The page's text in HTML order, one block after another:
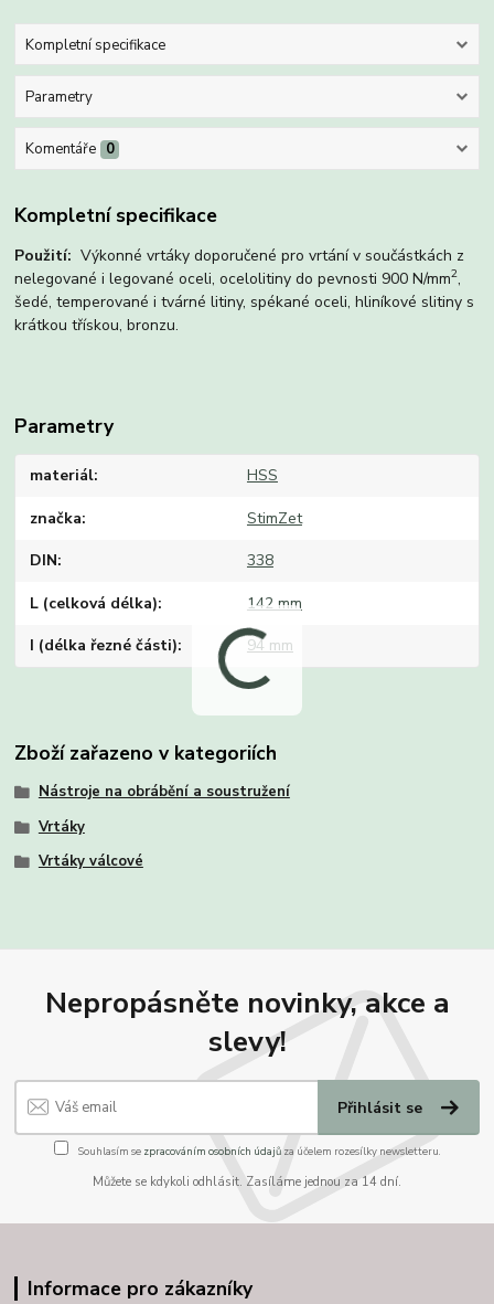
Kompletní specifikace
Parametry
Komentáře 0
Kompletní specifikace
Použití: Výkonné vrtáky doporučené pro vrtání v součástkách z
nelegované i legované oceli, ocelolitiny do pevnosti 900 N/mm2,
šedé, temperované i tvárné litiny, spékané oceli, hliníkové slitiny s
krátkou třískou, bronzu.
Parametry
materiál HSS
značka StimZet
DIN 338
L (celková délka) 142 mm
I (délka řezné části) 94 mm
Zboží zařazeno v kategoriích
Nástroje na obrábění a soustružení
Vrtáky
Vrtáky válcové
Nepropásněte novinky, akce a
slevy!
Přihlásit se
Souhlasím se zpracováním osobních údajůza účelem rozesílky newsletteru.
Můžete se kdykoli odhlásit. Zasíláme jednou za 14 dní.
Informace pro zákazníky